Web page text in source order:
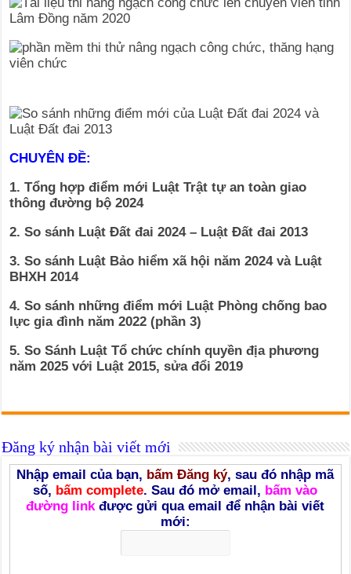
CHUYÊN ĐỀ:
1. Tổng hợp điểm mới Luật Trật tự an toàn giao
thông đường bộ 2024
2. So sánh Luật Đất đai 2024 – Luật Đất đai 2013
3. So sánh Luật Bảo hiểm xã hội năm 2024 và Luật
BHXH 2014
4. So sánh những điểm mới Luật Phòng chống bao
lực gia đình năm 2022 (phần 3)
5. So Sánh Luật Tổ chức chính quyền địa phương
năm 2025 với Luật 2015, sửa đổi 2019
Đăng ký nhận bài viết mới
Nhập email của bạn, bấm Đăng ký, sau đó nhập mã
số, bấm complete. Sau đó mở email, bấm vào
đường link được gửi qua email để nhận bài viết
mới: